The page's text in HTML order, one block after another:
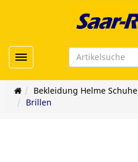
Toggle navigation
Bekleidung Helme Schuhe
Brillen